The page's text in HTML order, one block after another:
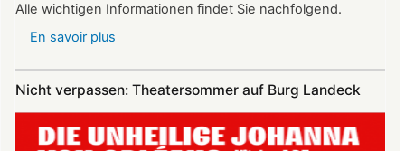
Alle wichtigen Informationen findet Sie nachfolgend.
En savoir plus
4.
2026
Nicht verpassen: Theatersommer auf Burg Landeck